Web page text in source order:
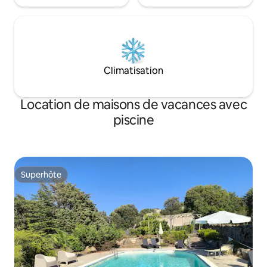
Climatisation
Location de maisons de vacances avec
piscine
Superhôte
Superhôte